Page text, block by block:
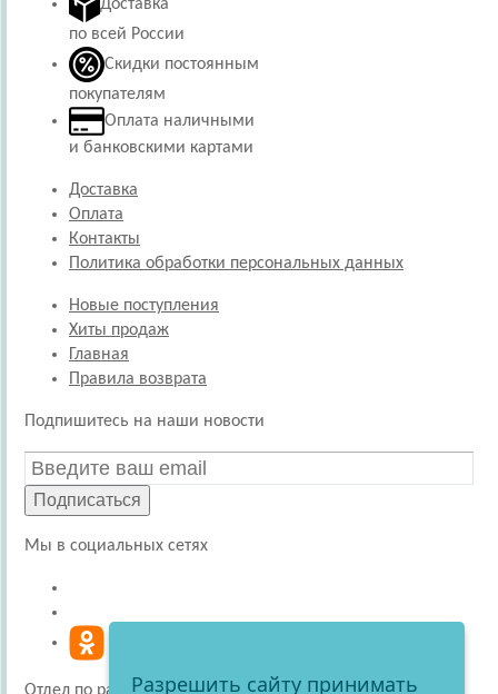
Доставка
по всей России
Скидки постоянным
покупателям
Оплата наличными
и банковскими картами
Доставка
Оплата
Контакты
Политика обработки персональных данных
Новые поступления
Хиты продаж
Главная
Правила возврата
Подпишитесь на наши новости
Подписаться
Мы в социальных сетях
Разрешить сайту принимать